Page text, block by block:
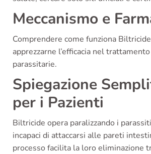
Meccanismo e
Comprendere come funziona
apprezzarne l’efficacia nel
parassitarie.
Spiegazione
per i Pazienti
Biltricide opera paralizzando i
incapaci di attaccarsi alle pareti
processo facilita la loro eliminazione